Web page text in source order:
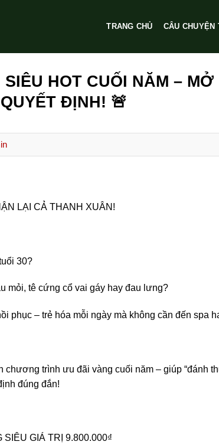
TRANG CHỦ CÂU CHUYỆN
HOT CUỐI NĂM –
ĐỊNH! 🚨
LẠI CẢ THANH XUÂN!
30?
mỏi, tê cứng cổ vai gáy hay đau lưng?
phục – trẻ hóa mỗi ngày mà không cần đến spa
chương trình ưu đãi vàng cuối năm – giúp “đánh
đúng đắn!
GIÁ TRỊ 9.800.000₫